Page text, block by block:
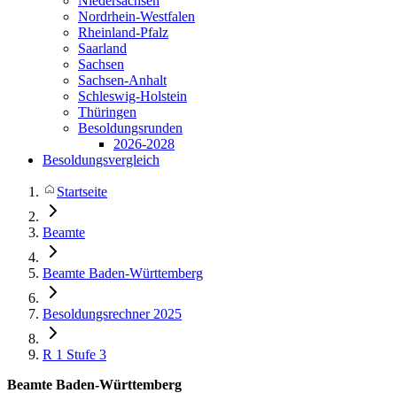
Nordrhein-Westfalen
Rheinland-Pfalz
Saarland
Sachsen
Sachsen-Anhalt
Schleswig-Holstein
Thüringen
Besoldungsrunden
2026-2028
Besoldungsvergleich
Startseite
Beamte
Beamte Baden-Württemberg
Besoldungsrechner 2025
R 1 Stufe 3
Beamte Baden-Württemberg